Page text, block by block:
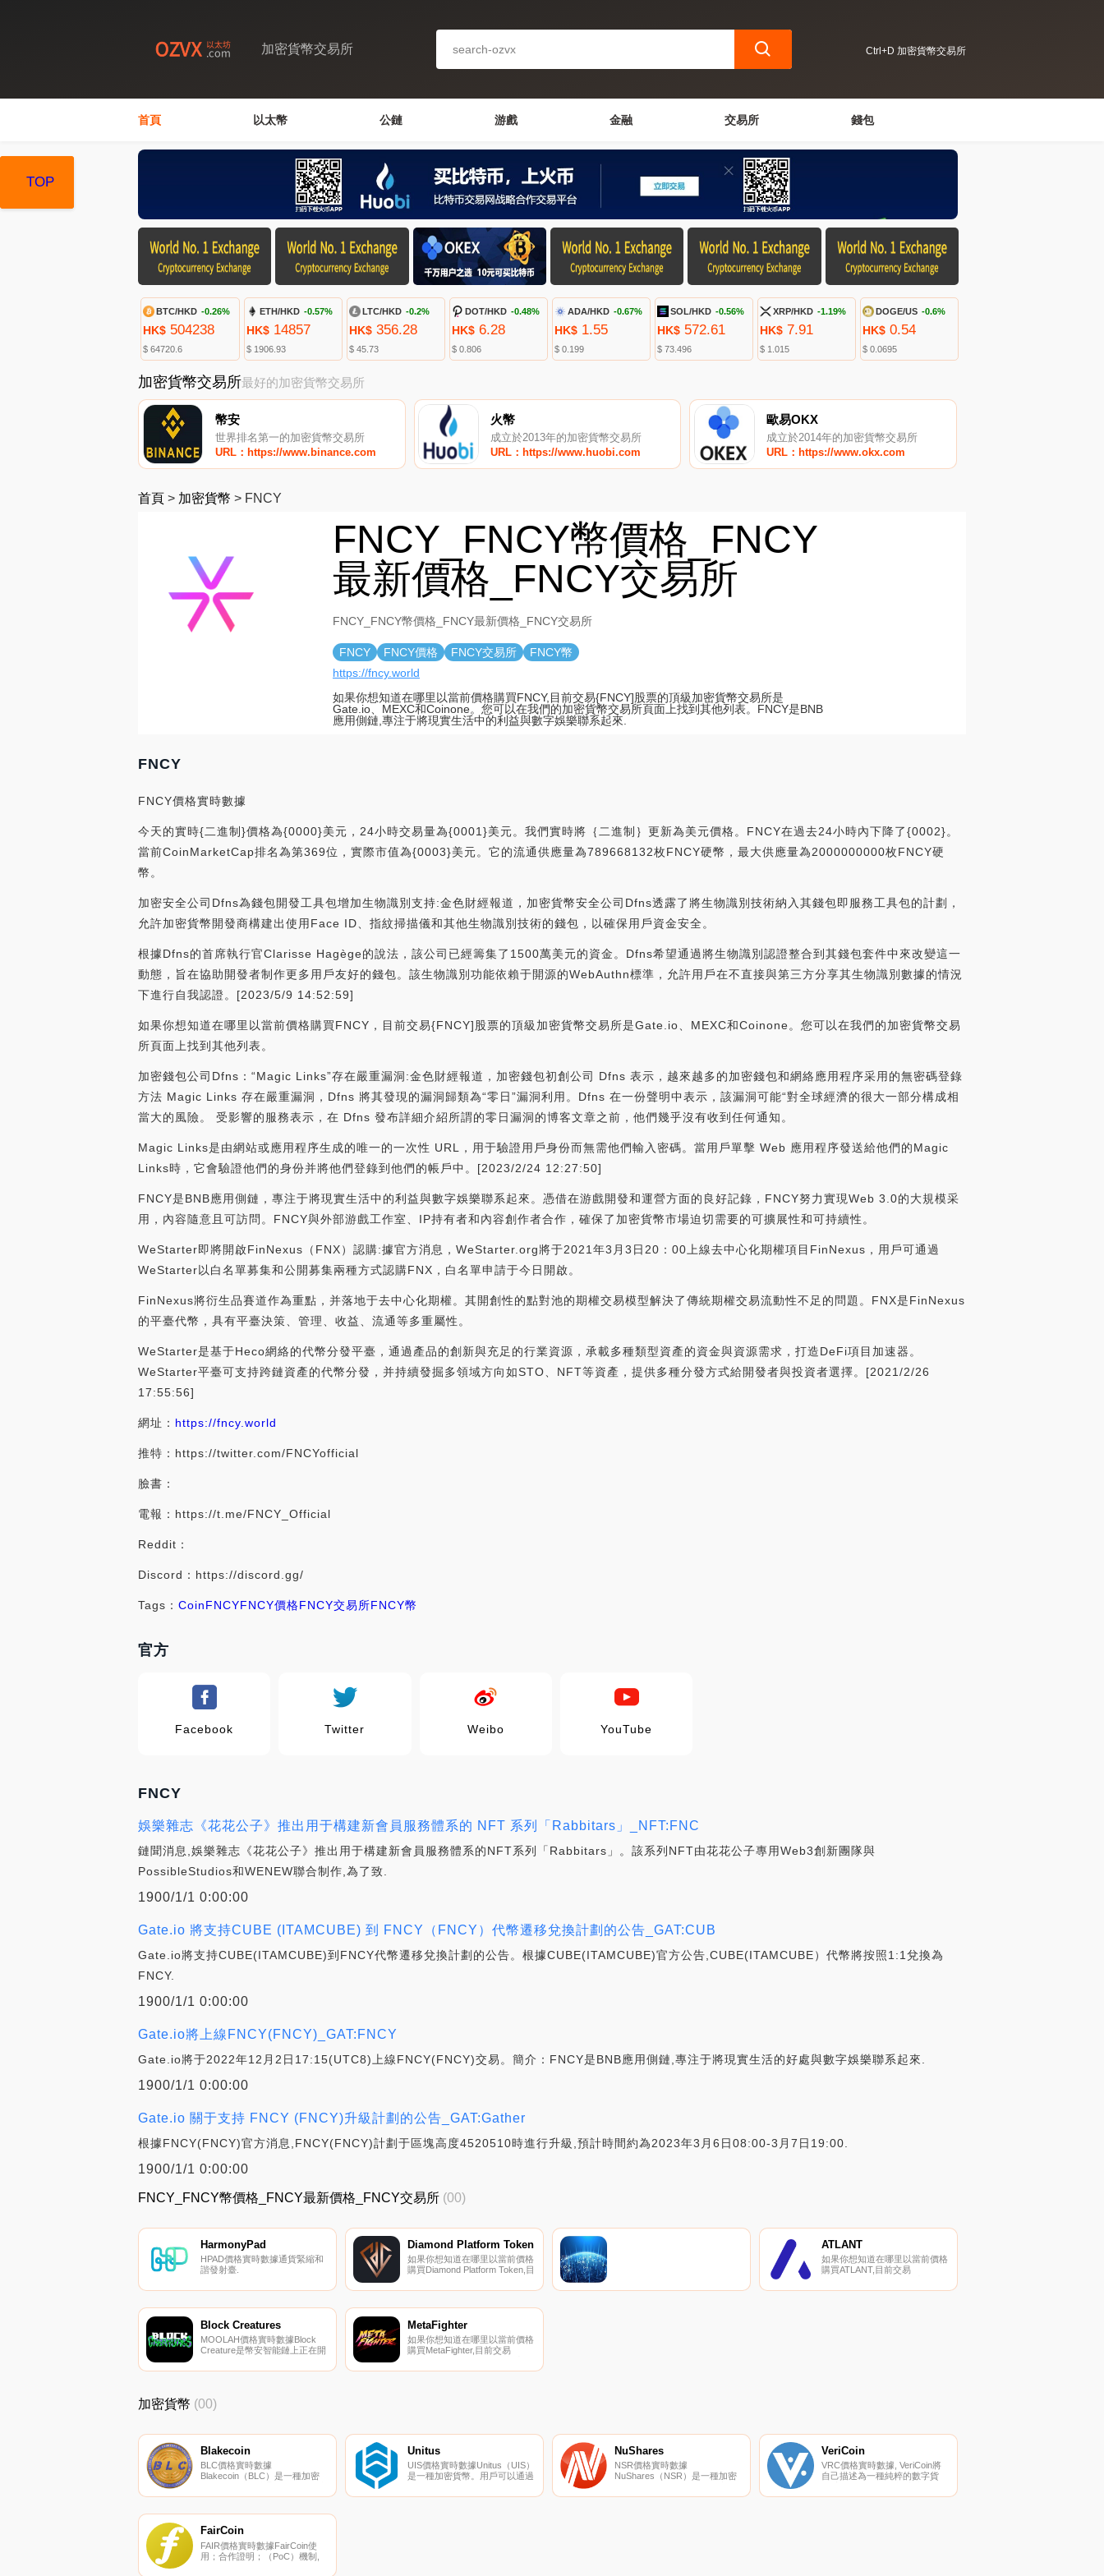
加密貨幣交易所 Ctrl+D 加密貨幣交易所
首頁 以太幣 公鏈 游戲 金融 交易所 錢包
BTC/HKD -0.26%
HK$ 504238
$ 64720.6
ETH/HKD -0.57%
HK$14857
$ 1906.93
LTC/HKD -0.2%
HK$356.28
$ 45.73
DOT/HKD -0.48%
HK$6.28
$ 0.806
ADA/HKD -0.67%
HK$1.55
$ 0.199
SOL/HKD -0.56%
HK$ 572.61
$ 73.496
XRP/HKD -1.19%
HK$ 7.91
$ 1.015
DOGE/US -0.6%
HK$ 0.54
$ 0.0695
加密貨幣交易所最好的加密貨幣交易所
幣安
世界排名第一的加密貨幣交易所
URL：https://www.binance.com
火幣
成立於2013年的加密貨幣交易所
URL：https://www.huobi.com
歐易OKX
成立於2014年的加密貨幣交易所
URL：https://www.okx.com
首頁 > 加密貨幣 > FNCY
FNCY_FNCY幣價格_FNCY
最新價格_FNCY交易所
FNCY_FNCY幣價格_FNCY最新價格_FNCY交易所
FNCY FNCY價格 FNCY交易所
FNCY幣
https://fncy.world
如果你想知道在哪里以當前價格購買FNCY,目前交易{FNCY]股票的頂級加密貨幣交易所是
Gate.io、MEXC和Coinone。您可以在我們的加密貨幣交易所頁面上找到其他列表。FNCY是BNB
應用側鏈,專注于將現實生活中的利益與數字娛樂聯系起來.
FNCY
FNCY價格實時數據
今天的實時{二進制}價格為{0000}美元，24小時交易量為{0001}美元。我們實時將｛二進制｝更新為美元價格。FNCY在過去24小時內下降了{0002}。
當前CoinMarketCap排名為第369位，實際市值為{0003}美元。它的流通供應量為789668132枚FNCY硬幣，最大供應量為2000000000枚FNCY硬
幣。
加密安全公司Dfns為錢包開發工具包增加生物識別支持:金色財經報道，加密貨幣安全公司Dfns透露了將生物識別技術納入其錢包即服務工具包的計劃，
允許加密貨幣開發商構建出使用Face ID、指紋掃描儀和其他生物識別技術的錢包，以確保用戶資金安全。
根據Dfns的首席執行官Clarisse Hagège的說法，該公司已經籌集了1500萬美元的資金。Dfns希望通過將生物識別認證整合到其錢包套件中來改變這一
動態，旨在協助開發者制作更多用戶友好的錢包。該生物識別功能依賴于開源的WebAuthn標準，允許用戶在不直接與第三方分享其生物識別數據的情況
下進行自我認證。[2023/5/9 14:52:59]
如果你想知道在哪里以當前價格購買FNCY，目前交易{FNCY]股票的頂級加密貨幣交易所是Gate.io、MEXC和Coinone。您可以在我們的加密貨幣交易
所頁面上找到其他列表。
加密錢包公司Dfns：“Magic Links”存在嚴重漏洞:金色財經報道，加密錢包初創公司 Dfns 表示，越來越多的加密錢包和網絡應用程序采用的無密碼登錄
方法 Magic Links 存在嚴重漏洞，Dfns 將其發現的漏洞歸類為“零日”漏洞利用。Dfns 在一份聲明中表示，該漏洞可能“對全球經濟的很大一部分構成相
當大的風險。 受影響的服務表示，在 Dfns 發布詳細介紹所謂的零日漏洞的博客文章之前，他們幾乎沒有收到任何通知。
Magic Links是由網站或應用程序生成的唯一的一次性 URL，用于驗證用戶身份而無需他們輸入密碼。當用戶單擊 Web 應用程序發送給他們的Magic
Links時，它會驗證他們的身份并將他們登錄到他們的帳戶中。[2023/2/24 12:27:50]
FNCY是BNB應用側鏈，專注于將現實生活中的利益與數字娛樂聯系起來。憑借在游戲開發和運營方面的良好記錄，FNCY努力實現Web 3.0的大規模采
用，內容隨意且可訪問。FNCY與外部游戲工作室、IP持有者和內容創作者合作，確保了加密貨幣市場迫切需要的可擴展性和可持續性。
WeStarter即將開啟FinNexus（FNX）認購:據官方消息，WeStarter.org將于2021年3月3日20：00上線去中心化期權項目FinNexus，用戶可通過
WeStarter以白名單募集和公開募集兩種方式認購FNX，白名單申請于今日開啟。
FinNexus將衍生品賽道作為重點，并落地于去中心化期權。其開創性的點對池的期權交易模型解決了傳統期權交易流動性不足的問題。FNX是FinNexus
的平臺代幣，具有平臺決策、管理、收益、流通等多重屬性。
WeStarter是基于Heco網絡的代幣分發平臺，通過產品的創新與充足的行業資源，承載多種類型資產的資金與資源需求，打造DeFi項目加速器。
WeStarter平臺可支持跨鏈資產的代幣分發，并持續發掘多領域方向如STO、NFT等資產，提供多種分發方式給開發者與投資者選擇。[2021/2/26
17:55:56]
網址： https://fncy.world
推特：https://twitter.com/FNCYofficial
臉書：
電報：https://t.me/FNCY_Official
Reddit：
Discord：https://discord.gg/
Tags： CoinFNCYFNCY價格FNCY交易所FNCY幣
官方
Facebook Twitter Weibo YouTube
FNCY
娛樂雜志《花花公子》推出用于構建新會員服務體系的 NFT 系列「Rabbitars」_NFT:FNC
鏈聞消息,娛樂雜志《花花公子》推出用于構建新會員服務體系的NFT系列「Rabbitars」。該系列NFT由花花公子專用Web3創新團隊與
PossibleStudios和WENEW聯合制作,為了致.
1900/1/1 0:00:00
Gate.io 將支持CUBE (ITAMCUBE) 到 FNCY（FNCY）代幣遷移兌換計劃的公告_GAT:CUB
Gate.io將支持CUBE(ITAMCUBE)到FNCY代幣遷移兌換計劃的公告。根據CUBE(ITAMCUBE)官方公告,CUBE(ITAMCUBE）代幣將按照1:1兌換為
FNCY.
1900/1/1 0:00:00
Gate.io將上線FNCY(FNCY)_GAT:FNCY
Gate.io將于2022年12月2日17:15(UTC8)上線FNCY(FNCY)交易。簡介：FNCY是BNB應用側鏈,專注于將現實生活的好處與數字娛樂聯系起來.
1900/1/1 0:00:00
Gate.io 關于支持 FNCY (FNCY)升級計劃的公告_GAT:Gather
根據FNCY(FNCY)官方消息,FNCY(FNCY)計劃于區塊高度4520510時進行升級,預計時間約為2023年3月6日08:00-3月7日19:00.
1900/1/1 0:00:00
TOP
FNCY_FNCY幣價格_FNCY最新價格_FNCY交易所 (00)
HarmonyPad
HPAD價格實時數據通貨緊縮和
諧發射臺.
Diamond Platform Token
如果你想知道在哪里以當前價格
購買Diamond Platform Token,目
Token]股票的頂級加密貨幣交易
他列表。鉆石網絡旨在創建一個
透明和可追蹤的鉆石市場.
ATLANT
如果你想知道在哪里以當前價格
購買ATLANT,目前交易
交易所是YoBit和Mercatox。您
Block Creatures
MOOLAH價格實時數據Block
Creature是幣安智能鏈上正在開
游戲。游戲的核心是收集生物并
品和角色都是可交易的ERC721
代幣,可以在第三方市場上交易.
MetaFighter
如果你想知道在哪里以當前價格
購買MetaFighter,目前交易
幣交易所是DigiFinex。您可以在
TOP
加密貨幣 (00)
Blakecoin
BLC價格實時數據
Blakecoin（BLC）是一種加密
成BLC。Blakecoin的電流供應
0.00033065美元,在過去24小時
內上漲了0.00.
Unitus
UIS價格實時數據Unitus（UIS）
是一種加密貨幣。用戶可以通過
流供應量為
NuShares
NSR價格實時數據
NuShares（NSR）是一種加密
為6167111115.8311,流通中的
VeriCoin
VRC價格實時數據, VeriCoin將
自己描述為一種純粹的數字貨
益時間證明（PoST）。權益證
FairCoin
FAIR價格實時數據FairCoin使
用；合作證明；（PoC）機制,
TOP